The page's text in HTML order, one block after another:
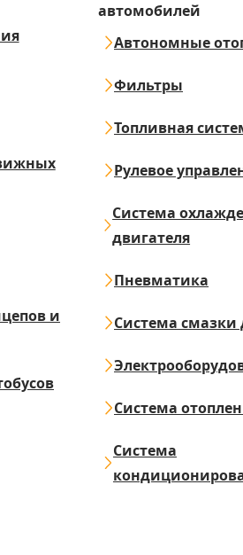
и
автомобилей
Автономные
Фильтры
Топливная
Рулевое
Система
двигателя
Пневматика
Система смазки
Система
Система